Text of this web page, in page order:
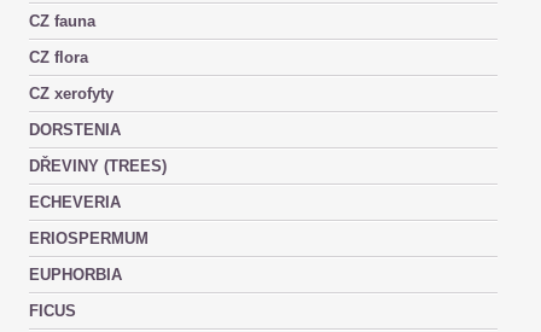
CZ fauna
CZ flora
CZ xerofyty
DORSTENIA
DŘEVINY (TREES)
ECHEVERIA
ERIOSPERMUM
EUPHORBIA
FICUS